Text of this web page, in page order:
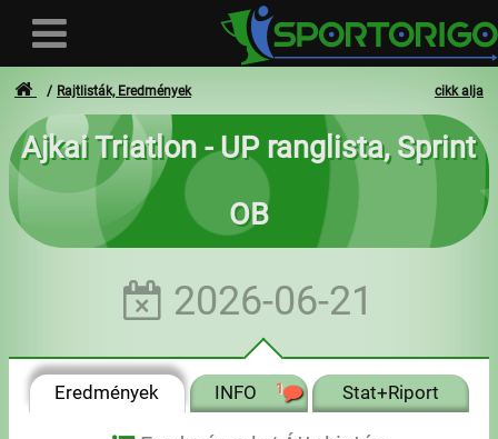
Felhasználó
Bejelentkezés
- - -
Számlák
cikk alja
Rajtlisták, Eredmények
Ajkai Triatlon - UP ranglista, Sprint
OB
2026-06-21
Eredmények INFO 1 Stat+Riport